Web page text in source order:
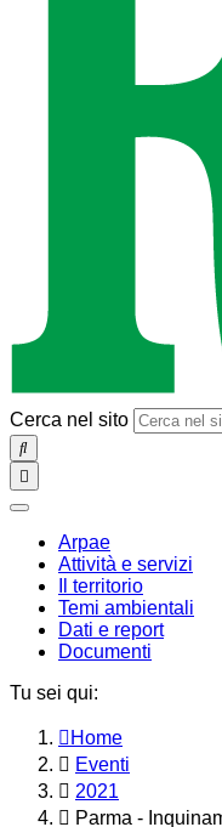
Cerca nel sito
SEARCH
Toggle
navigation
chiudi
Arpae
Attività e servizi
Il territorio
Temi ambientali
Dati e report
Documenti
Tu sei qui:
Home
Eventi
2021
Parma -